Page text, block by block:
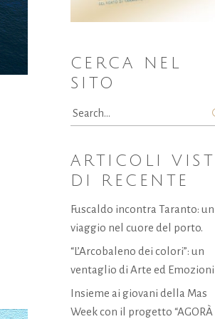
CERCA NEL
SITO
Search
for:
ARTICOLI VISTI
DI RECENTE
Fuscaldo incontra Taranto: un
viaggio nel cuore del porto.
“L’Arcobaleno dei colori”: un
ventaglio di Arte ed Emozioni
Insieme ai giovani della Mas
Week con il progetto “AGORÀ